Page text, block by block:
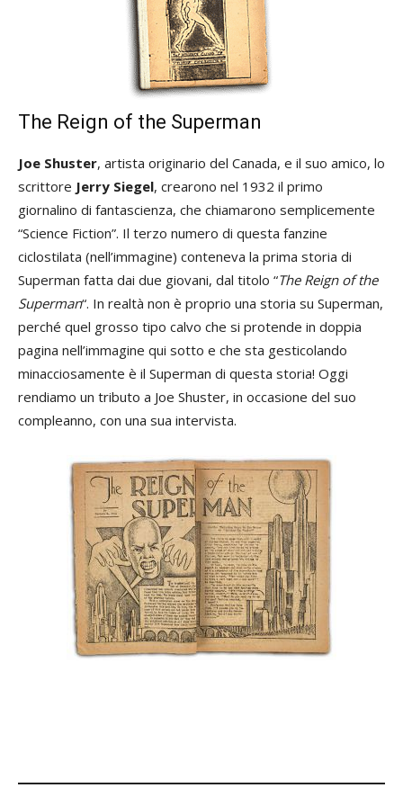
The Reign of the Superman
Joe Shuster, artista originario del Canada, e il suo amico, lo
scrittore Jerry Siegel, crearono nel 1932 il primo
giornalino di fantascienza, che chiamarono semplicemente
“Science Fiction”. Il terzo numero di questa fanzine
ciclostilata (nell’immagine) conteneva la prima storia di
Superman fatta dai due giovani, dal titolo “The Reign of the
Superman“. In realtà non è proprio una storia su Superman,
perché quel grosso tipo calvo che si protende in doppia
pagina nell’immagine qui sotto e che sta gesticolando
minacciosamente è il Superman di questa storia! Oggi
rendiamo un tributo a Joe Shuster, in occasione del suo
compleanno, con una sua intervista.